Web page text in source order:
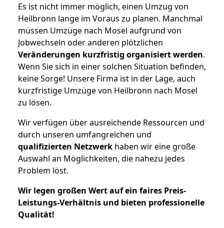
Es ist nicht immer möglich, einen Umzug von
Heilbronn lange im Voraus zu planen. Manchmal
müssen Umzüge nach Mosel aufgrund von
Jobwechseln oder anderen plötzlichen
Veränderungen kurzfristig organisiert werden.
Wenn Sie sich in einer solchen Situation befinden,
keine Sorge! Unsere Firma ist in der Lage, auch
kurzfristige Umzüge von Heilbronn nach Mosel
zu lösen.
Wir verfügen über ausreichende Ressourcen und
durch unseren umfangreichen und
qualifizierten Netzwerk haben wir eine große
Auswahl an Möglichkeiten, die nahezu jedes
Problem löst.
Wir legen großen Wert auf ein faires Preis-
Leistungs-Verhältnis und bieten professionelle
Qualität!